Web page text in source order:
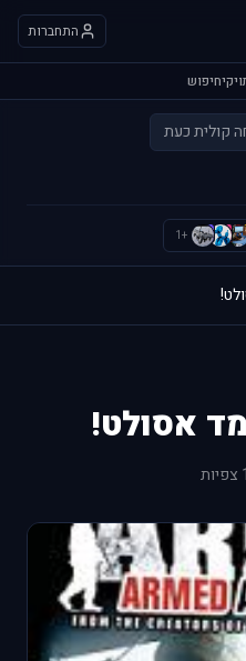
התחברות
ויקיחיפוש
קולית כעת
L
S
+1
אסולט!